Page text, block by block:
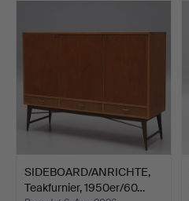
SIDEBOARD/ANRICHTE,
Teakfurnier, 1950er/60…